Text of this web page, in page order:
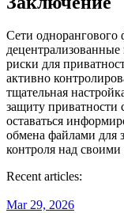
Сети
риски для
активно
тщательная
защиту
оставаться
обмена файлами для
контроля над
Recent articles:
Mar 29, 2026